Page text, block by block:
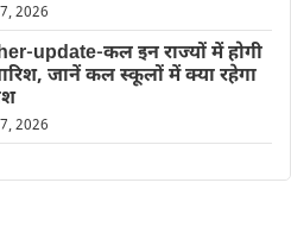
2026
update-कल इन राज्यों में होगी
जानें कल स्कूलों में क्या रहेगा
2026